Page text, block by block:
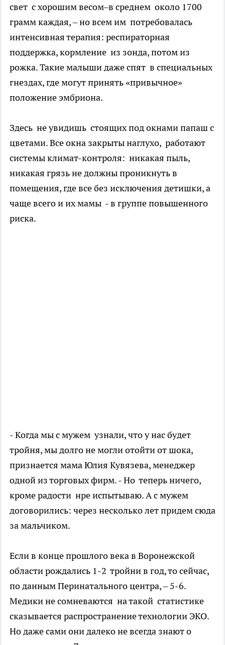
свет с хорошим весом–в среднем около 1700
грамм каждая, – но всем им потребовалась
интенсивная терапия: респираторная
поддержка, кормление из зонда, потом из
рожка. Такие малыши даже спят в специальных
гнездах, где могут принять «привычное»
положение эмбриона.
Здесь не увидишь стоящих под окнами папаш с
цветами. Все окна закрыты наглухо, работают
системы климат-контроля: никакая пыль,
никакая грязь не должны проникнуть в
помещения, где все без исключения детишки, а
чаще всего и их мамы - в группе повышенного
риска.
- Когда мы с мужем узнали, что у нас будет
тройня, мы долго не могли отойти от шока,
признается мама Юлия Кувязева, менеджер
одной из торговых фирм. - Но теперь ничего,
кроме радости нре испытываю. А с мужем
договорились: через несколько лет придем сюда
за мальчиком.
Если в конце прошлого века в Воронежской
области рождались 1-2 тройни в год, то сейчас,
по данным Перинатального центра, – 5-6.
Медики не сомневаются на такой статистике
сказывается распространение технологии ЭКО.
Но даже сами они далеко не всегда знают о